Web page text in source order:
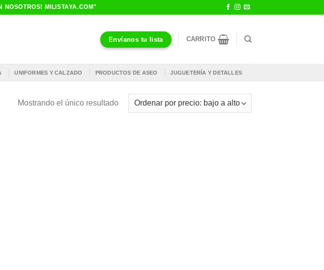
NOSOTROS! MILISTAYA.COM"
Envíanos tu lista CARRITO
UNIFORMES Y CALZADO PRODUCTOS DE ASEO JUGUETERÍA Y DETALLES
Mostrando el único resultado